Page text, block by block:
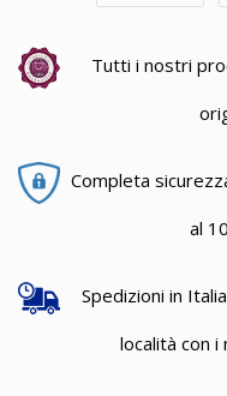
Tutti i nostri
Completa
al
Spedizioni in
località con